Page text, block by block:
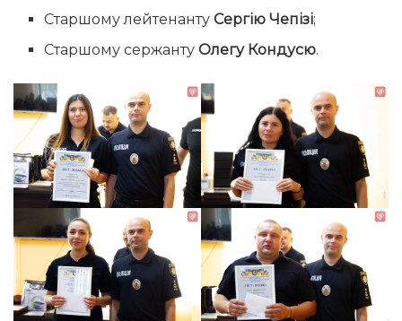
Старшому лейтенантуСергію Чепізі;
Старшому сержантуОлегу Кондусю.